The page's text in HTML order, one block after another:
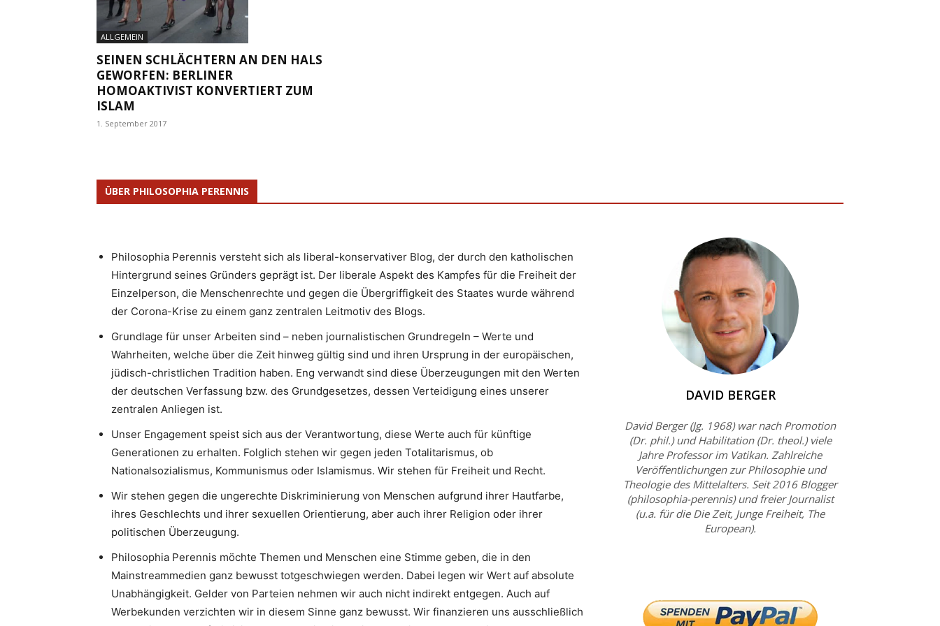
ALLGEMEIN
SEINEN SCHLÄCHTERN AN DEN HALS
GEWORFEN: BERLINER
HOMOAKTIVIST KONVERTIERT ZUM
ISLAM
1. September 2017
ÜBER PHILOSOPHIA PERENNIS
Philosophia Perennis versteht sich als liberal-konservativer Blog, der durch den katholischen
Hintergrund seines Gründers geprägt ist. Der liberale Aspekt des Kampfes für die Freiheit der
Einzelperson, die Menschenrechte und gegen die Übergriffigkeit des Staates wurde während
der Corona-Krise zu einem ganz zentralen Leitmotiv des Blogs.
Grundlage für unser Arbeiten sind – neben journalistischen Grundregeln – Werte und
Wahrheiten, welche über die Zeit hinweg gültig sind und ihren Ursprung in der europäischen,
jüdisch-christlichen Tradition haben. Eng verwandt sind diese Überzeugungen mit den Werten
der deutschen Verfassung bzw. des Grundgesetzes, dessen Verteidigung eines unserer
zentralen Anliegen ist.
Unser Engagement speist sich aus der Verantwortung, diese Werte auch für künftige
Generationen zu erhalten. Folglich stehen wir gegen jeden Totalitarismus, ob
Nationalsozialismus, Kommunismus oder Islamismus. Wir stehen für Freiheit und Recht.
Wir stehen gegen die ungerechte Diskriminierung von Menschen aufgrund ihrer Hautfarbe,
ihres Geschlechts und ihrer sexuellen Orientierung, aber auch ihrer Religion oder ihrer
politischen Überzeugung.
Philosophia Perennis möchte Themen und Menschen eine Stimme geben, die in den
Mainstreammedien ganz bewusst totgeschwiegen werden. Dabei legen wir Wert auf absolute
Unabhängigkeit. Gelder von Parteien nehmen wir auch nicht indirekt entgegen. Auch auf
Werbekunden verzichten wir in diesem Sinne ganz bewusst. Wir finanzieren uns ausschließlich
DAVID BERGER
David Berger (Jg. 1968) war nach Promotion
(Dr. phil.) und Habilitation (Dr. theol.) viele
Jahre Professor im Vatikan. Zahlreiche
Veröffentlichungen zur Philosophie und
Theologie des Mittelalters. Seit 2016 Blogger
(philosophia-perennis) und freier Journalist
(u.a. für die Die Zeit, Junge Freiheit, The
European).